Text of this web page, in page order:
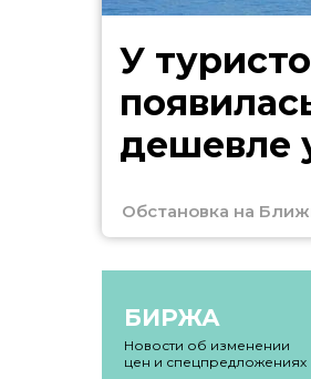
У
дешевле
Обстановка на
БИРЖА
Новости об изменении
цен и спецпредложениях